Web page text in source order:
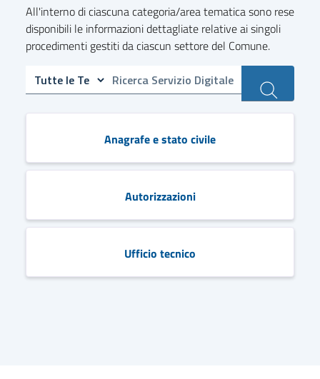
All'interno di ciascuna categoria/area tematica sono rese
disponibili le informazioni dettagliate relative ai singoli
procedimenti gestiti da ciascun settore del Comune.
Anagrafe e stato civile
Autorizzazioni
Ufficio tecnico